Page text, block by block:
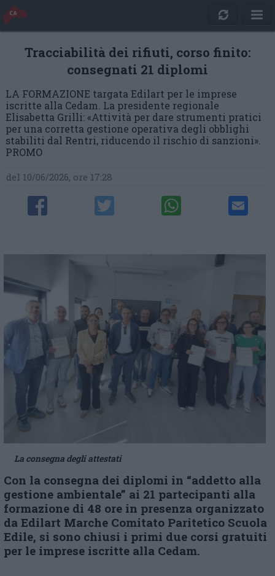
Tracciabilità dei rifiuti, corso finito:
consegnati 21 diplomi
LA FORMAZIONE targata Edilart per le imprese
iscritte alla Cedam. La presidente regionale
Elisabetta Grilli: «Attività per dare strumenti pratici
per una corretta gestione operativa degli obblighi
stabiliti dal Rentri, riducendo il rischio di sanzioni».
PROMO
del 10/06/2026, ore 17:28
La consegna degli attestati
Con la consegna dei diplomi in “addetto alla
gestione ambientale” ai 21 partecipanti alla
formazione di 48 ore in presenza organizzato
da Edilart Marche Comitato Paritetico Scuola
Edile, si sono chiusi i primi due corsi gratuiti
per le imprese iscritte alla Cedam.